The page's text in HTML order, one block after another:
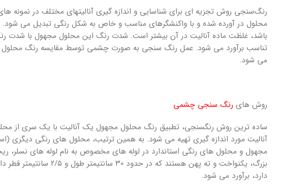
رنگ‌سنجی روش تجزیه ­ای برای شناسایی و اندازه ­گیری آنالیت­های مختلف در
محلول در آورده شده و با واکنشگرهای مناسب و خاص به شکل رنگی تبدیل می­ شود.
باشد، غلظت ماده آنالیت در آن بیشتر است. شدت رنگ این محلول مجهول با شدت
تناسب برآورد می­ شود. عمل رنگ­ سنجی به صورت چشمی توسط مقایسه رنگ محلول
می­ شود.
روش ­های رنگ­ سنجی چشمی
ساده­ ترین روش رنگ­سنجی، تطبیق رنگ محلول مجهول یک آنالیت با یک سری از
آنالیت مورد اندازه ­گیری تهیه می­ شود. به همین ترتیب، محلول­ های رنگی دیگری
مجهول و محلول­ های رنگی استاندارد در لوله­ های مخصوص به نام لوله­ های نسلر،
بزرگ، یکنواخت و ته
دارد، برآورد می­ شود.